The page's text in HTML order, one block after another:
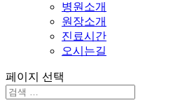
병원소개
원장소개
진료시간
오시는길
페이지 선택